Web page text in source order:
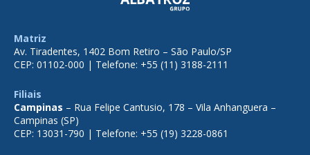
Matriz
Av. Tiradentes, 1402 Bom Retiro – São Paulo/SP
CEP: 01102-000 | Telefone: +55 (11) 3188-2111
Filiais
Campinas – Rua Felipe Cantusio, 178 – Vila Anhanguera –
Campinas (SP)
CEP: 13031-790 | Telefone: +55 (19) 3228-0861